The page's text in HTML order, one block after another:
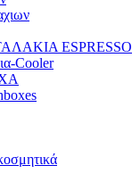
ESPRESSO
Cooler